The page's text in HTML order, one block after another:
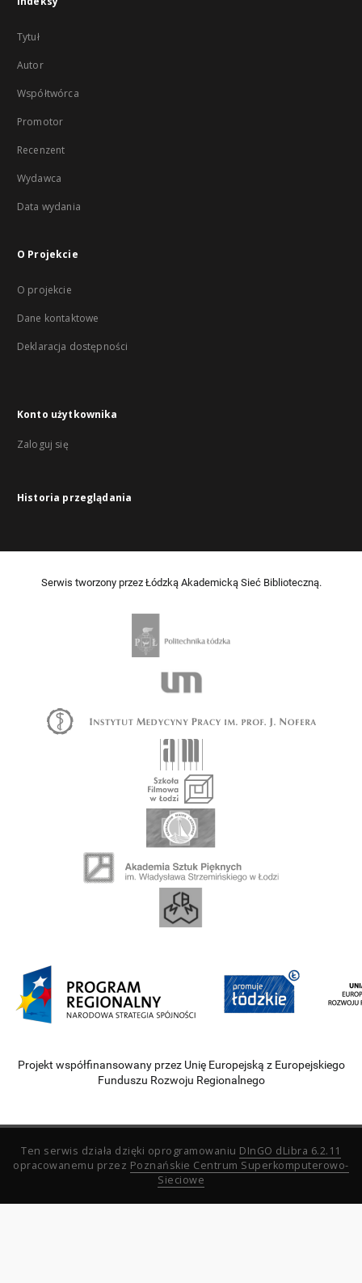
Tytuł
Autor
Współtwórca
Promotor
Recenzent
Wydawca
Data wydania
O Projekcie
O projekcie
Dane kontaktowe
Deklaracja dostępności
Konto użytkownika
Zaloguj się
Historia przeglądania
Serwis tworzony przez Łódzką Akademicką Sieć Biblioteczną.
Projekt współfinansowany przez Unię Europejską z Europejskiego
Funduszu Rozwoju Regionalnego
Ten serwis działa dzięki oprogramowaniu DInGO dLibra 6.2.11
opracowanemu przez Poznańskie Centrum Superkomputerowo-
Sieciowe